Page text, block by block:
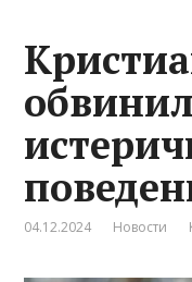
04.12.2024 Новости